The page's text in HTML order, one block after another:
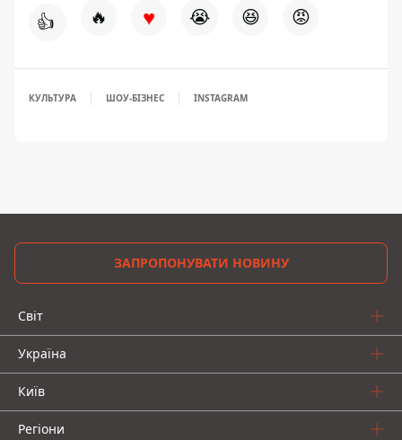
👍 🔥 ♥ 😭 😆 😡
КУЛЬТУРА ШОУ-БІЗНЕС INSTAGRAM
ЗАПРОПОНУВАТИ НОВИНУ
Світ
Україна
Київ
Регіони